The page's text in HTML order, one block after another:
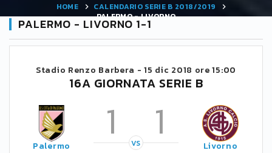
HOME
CALENDARIO SERIE B 2018/2019
PALERMO - LIVORNO
PALERMO - LIVORNO 1-1
Stadio Renzo Barbera -15 dic 2018 ore 15:00
16A GIORNATA SERIE B
Palermo 1 1
VS Livorno